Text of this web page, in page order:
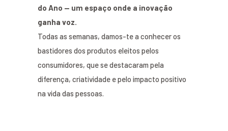
do Ano — um espaço onde a inovação
ganha voz.
Todas as semanas, damos-te a conhecer os
bastidores dos produtos eleitos pelos
consumidores, que se destacaram pela
diferença, criatividade e pelo impacto positivo
na vida das pessoas.